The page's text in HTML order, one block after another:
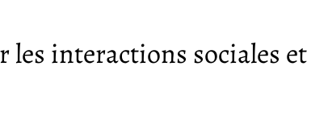
les interactions sociales et